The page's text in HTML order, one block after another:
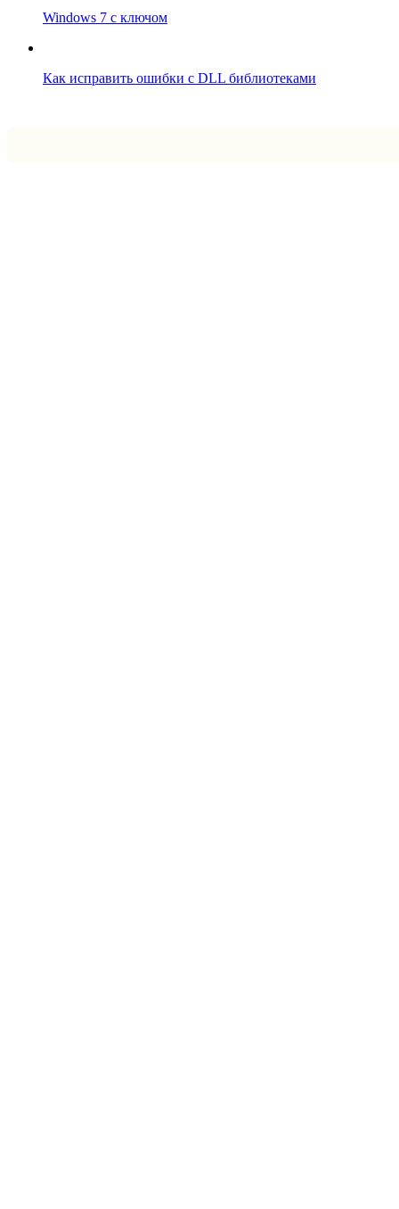
Windows 7 с ключом
Как исправить ошибки с DLL библиотеками